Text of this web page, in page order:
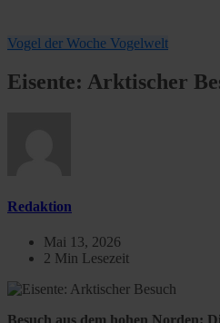
Vogel der Woche Vogelwelt
Eisente: Arktischer
Redaktion
Mai 13, 2026
2 Min Lesezeit